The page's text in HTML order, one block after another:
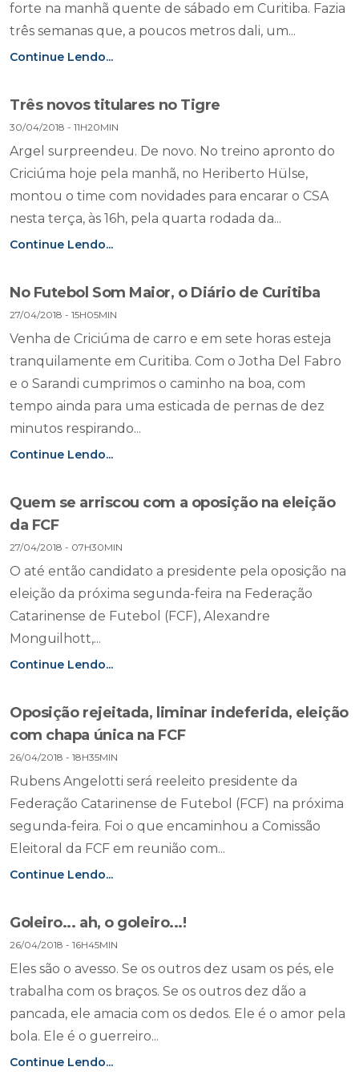
forte na manhã quente de sábado em Curitiba. Fazia
três semanas que, a poucos metros dali, um...
Continue Lendo...
Três novos titulares no Tigre
30/04/2018 - 11H20MIN
Argel surpreendeu. De novo. No treino apronto do
Criciúma hoje pela manhã, no Heriberto Hülse,
montou o time com novidades para encarar o CSA
nesta terça, às 16h, pela quarta rodada da...
Continue Lendo...
No Futebol Som Maior, o Diário de Curitiba
27/04/2018 - 15H05MIN
Venha de Criciúma de carro e em sete horas esteja
tranquilamente em Curitiba. Com o Jotha Del Fabro
e o Sarandi cumprimos o caminho na boa, com
tempo ainda para uma esticada de pernas de dez
minutos respirando...
Continue Lendo...
Quem se arriscou com a oposição na eleição
da FCF
27/04/2018 - 07H30MIN
O até então candidato a presidente pela oposição na
eleição da próxima segunda-feira na Federação
Catarinense de Futebol (FCF), Alexandre
Monguilhott,...
Continue Lendo...
Oposição rejeitada, liminar indeferida, eleição
com chapa única na FCF
26/04/2018 - 18H35MIN
Rubens Angelotti será reeleito presidente da
Federação Catarinense de Futebol (FCF) na próxima
segunda-feira. Foi o que encaminhou a Comissão
Eleitoral da FCF em reunião com...
Continue Lendo...
Goleiro... ah, o goleiro...!
26/04/2018 - 16H45MIN
Eles são o avesso. Se os outros dez usam os pés, ele
trabalha com os braços. Se os outros dez dão a
pancada, ele amacia com os dedos. Ele é o amor pela
bola. Ele é o guerreiro...
Continue Lendo...